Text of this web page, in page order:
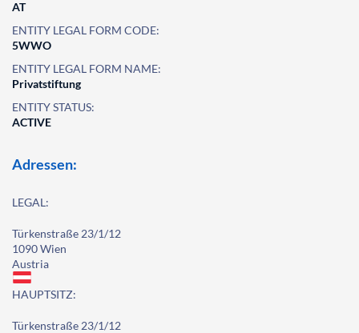
AT
ENTITY LEGAL FORM CODE:
5WWO
ENTITY LEGAL FORM NAME:
Privatstiftung
ENTITY STATUS:
ACTIVE
Adressen:
LEGAL:
Türkenstraße 23/1/12
1090 Wien
Austria
HAUPTSITZ:
Türkenstraße 23/1/12